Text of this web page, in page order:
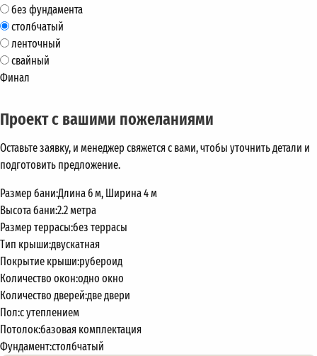
без фундамента
столбчатый
ленточный
свайный
Финал
Проект с вашими пожеланиями
Оставьте заявку, и менеджер свяжется с вами, чтобы уточнить детали и
подготовить предложение.
Размер бани:Длина 6 м, Ширина 4 м
Высота бани:2.2 метра
Размер террасы:без террасы
Тип крыши:двускатная
Покрытие крыши:рубероид
Количество окон:одно окно
Количество дверей:две двери
Пол:с утеплением
Потолок:базовая комплектация
Фундамент:столбчатый